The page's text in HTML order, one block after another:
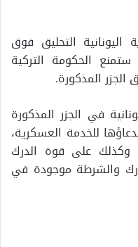
اليونانية التحليق فوق
الحكومة التركية
المذكورة.
في الجزر المذكورة
للخدمة العسكرية،
وكذلك على قوة الدرك
والشرطة موجودة في